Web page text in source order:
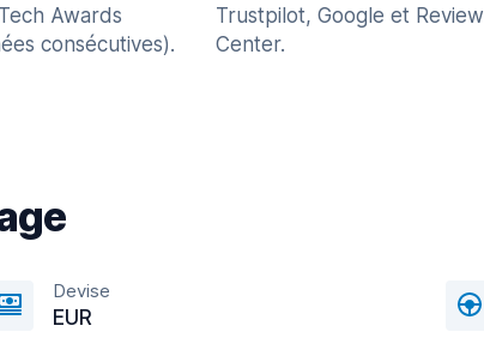
Awards
consécutives).
Trustpilot, Google et Review
Center.
Devise
EUR